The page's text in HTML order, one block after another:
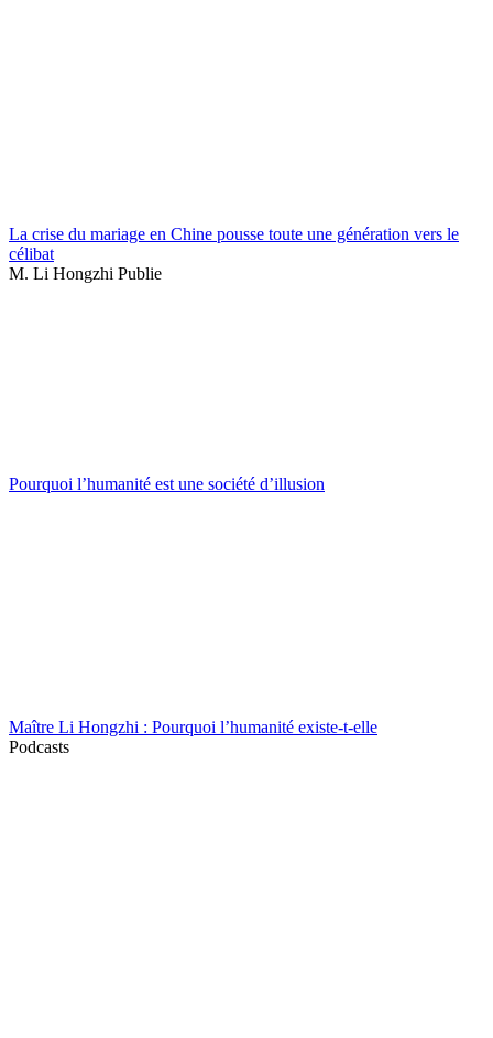
La crise du mariage en Chine pousse toute une génération vers le
célibat
M. Li Hongzhi Publie
Pourquoi l’humanité est une société d’illusion
Maître Li Hongzhi : Pourquoi l’humanité existe-t-elle
Podcasts